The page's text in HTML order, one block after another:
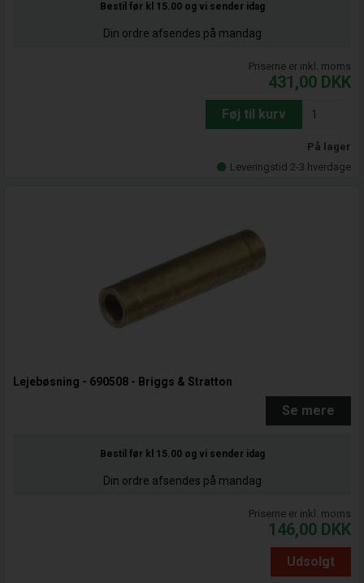
Bestil før kl 15.00 og vi sender idag
Din ordre afsendes på mandag
Priserne er inkl. moms
431,00 DKK
Føj til kurv
På lager
Leveringstid 2-3 hverdage
Lejebøsning - 690508 - Briggs & Stratton
Se mere
Bestil før kl 15.00 og vi sender idag
Din ordre afsendes på mandag
Priserne er inkl. moms
146,00 DKK
Udsolgt